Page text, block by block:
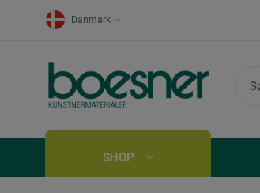
Danmark
SHOP